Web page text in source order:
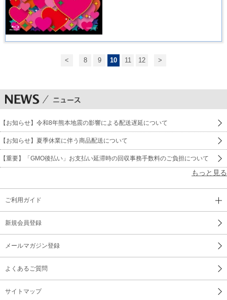
< 8 9 10 11 12 >
【お知らせ】令和8年熊本地震の影響による配送遅延について
【お知らせ】夏季休業に伴う商品配送について
【重要】「GMO後払い」お支払い延滞時の回収事務手数料のご負担について
もっと見る
ご利用ガイド
新規会員登録
メールマガジン登録
よくあるご質問
サイトマップ